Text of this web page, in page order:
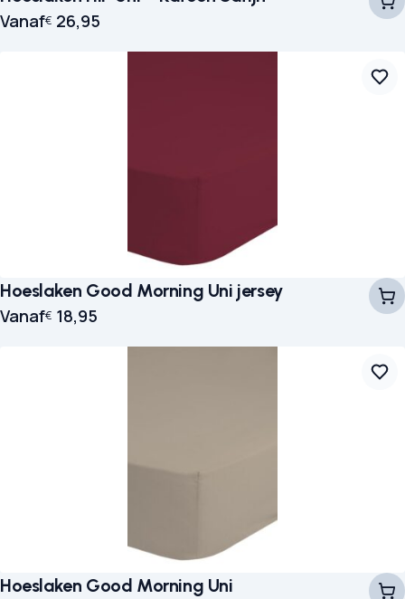
Vanaf€ 26,95
Hoeslaken Good Morning Uni jersey
Vanaf€ 18,95
Hoeslaken Good Morning Uni